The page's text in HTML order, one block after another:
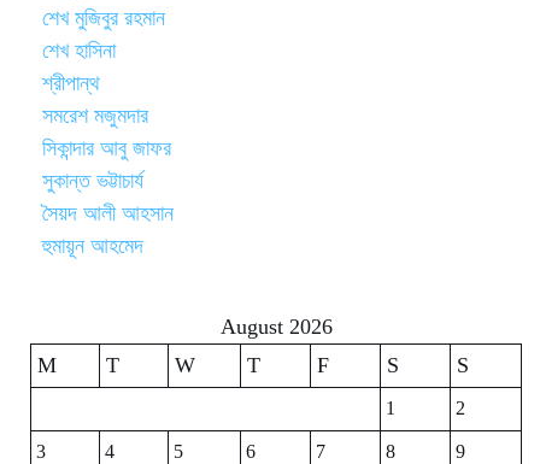
শেখ মুজিবুর রহমান
শেখ হাসিনা
শ্রীপান্থ
সমরেশ মজুমদার
সিকান্দার আবু জাফর
সুকান্ত ভট্টাচার্য
সৈয়দ আলী আহসান
হুমায়ূন আহমেদ
August 2026
M
T W T F S S
1
2
3
4 5 6 7 8
9